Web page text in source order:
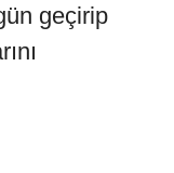
geçirip